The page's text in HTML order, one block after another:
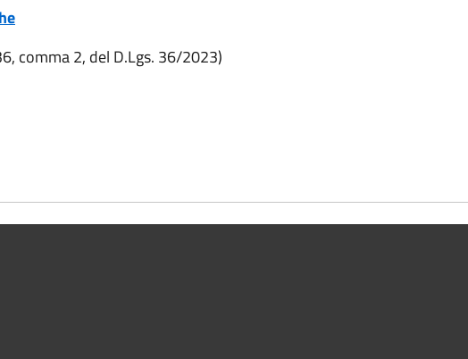
comma 2, del D.Lgs. 36/2023)